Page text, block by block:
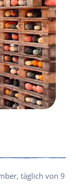
täglich von 9